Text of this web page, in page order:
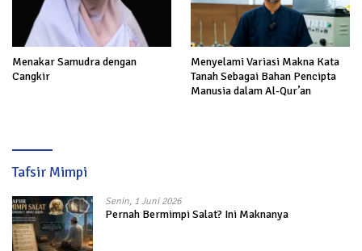
Menakar Samudra dengan
Cangkir
Menyelami Variasi Makna Kata
Tanah Sebagai Bahan Pencipta
Manusia dalam Al-Qur’an
Tafsir Mimpi
Senin, 1 Juni 2026
Pernah Bermimpi Salat? Ini Maknanya